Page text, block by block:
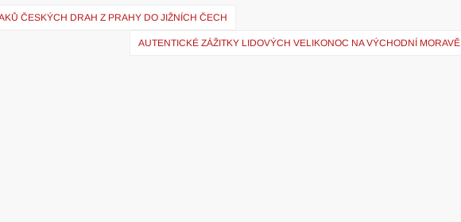
ČESKÝCH DRAH Z PRAHY DO JIŽNÍCH ČECH
AUTENTICKÉ ZÁŽITKY LIDOVÝCH VELIKONOC NA VÝCHODNÍ MORAVĚ